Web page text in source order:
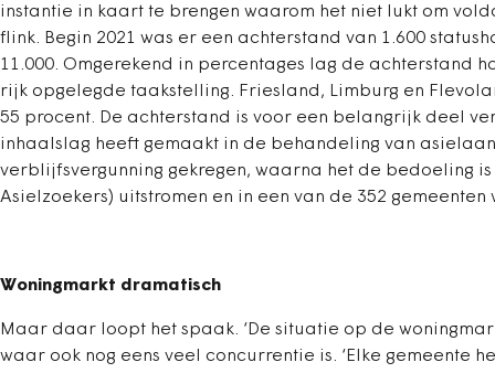
instantie in kaart te brengen waarom het niet lukt om
flink. Begin 2021 was er een achterstand van 1.600
11.000. Omgerekend in percentages lag de achterstand
rijk opgelegde taakstelling. Friesland, Limburg en
55 procent. De achterstand is voor een belangrijk deel
inhaalslag heeft gemaakt in de behandeling van
verblijfsvergunning gekregen, waarna het de bedoeling
Asielzoekers) uitstromen en in een van de 352 gemeenten
Woningmarkt dramatisch
Maar daar loopt het spaak. ‘De situatie op de
waar ook nog eens veel concurrentie is. ‘Elke